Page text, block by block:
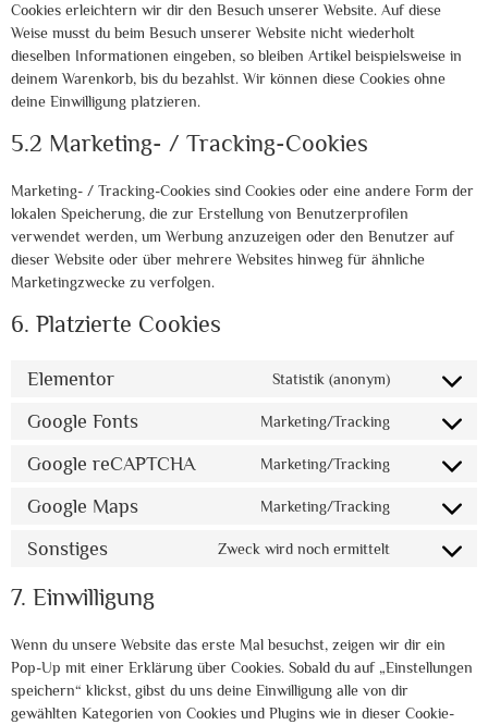
Cookies erleichtern wir dir den Besuch unserer Website. Auf diese
Weise musst du beim Besuch unserer Website nicht wiederholt
dieselben Informationen eingeben, so bleiben Artikel beispielsweise in
deinem Warenkorb, bis du bezahlst. Wir können diese Cookies ohne
deine Einwilligung platzieren.
5.2 Marketing- / Tracking-Cookies
Marketing- / Tracking-Cookies sind Cookies oder eine andere Form der
lokalen Speicherung, die zur Erstellung von Benutzerprofilen
verwendet werden, um Werbung anzuzeigen oder den Benutzer auf
dieser Website oder über mehrere Websites hinweg für ähnliche
Marketingzwecke zu verfolgen.
6. Platzierte Cookies
Elementor Statistik (anonym)
Google Fonts Marketing/Tracking
Google reCAPTCHA Marketing/Tracking
Google Maps Marketing/Tracking
Sonstiges Zweck wird noch ermittelt
7. Einwilligung
Wenn du unsere Website das erste Mal besuchst, zeigen wir dir ein
Pop-Up mit einer Erklärung über Cookies. Sobald du auf „Einstellungen
speichern“ klickst, gibst du uns deine Einwilligung alle von dir
gewählten Kategorien von Cookies und Plugins wie in dieser Cookie-